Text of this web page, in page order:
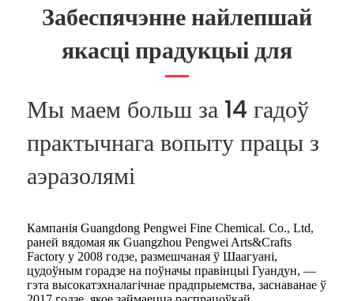
Забеспячэнне найлепшай
якасці прадукцыі для
Мы маем больш за 14 гадоў
практычнага вопыту працы з
аэразолямі
Кампанія Guangdong Pengwei Fine Chemical. Co., Ltd,
раней вядомая як Guangzhou Pengwei Arts&Crafts
Factory у 2008 годзе, размешчаная ў Шаагуані,
цудоўным горадзе на поўначы правінцыі Гуандун, —
гэта высокатэхналагічнае прадпрыемства, заснаванае ў